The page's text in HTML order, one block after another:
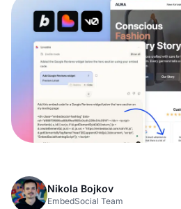
Nikola Bojkov
EmbedSocial Team